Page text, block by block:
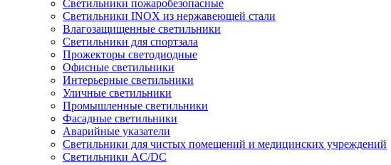
Cветильники пожаробезопасные
Светильники INOX из нержавеющей стали
Влагозащищенные светильники
Светильники для спортзала
Прожекторы светодиодные
Офисные светильники
Интерьерные светильники
Уличные светильники
Промышленные светильники
Фасадные светильники
Аварийные указатели
Светильники для чистых помещений и медицинских учреждений
Светильники AC/DC